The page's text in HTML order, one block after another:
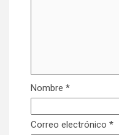
Nombre *
Correo electrónico *